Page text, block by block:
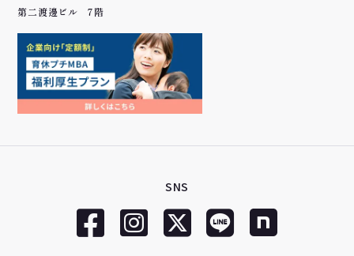
第二渡邊ビル 7階
SNS